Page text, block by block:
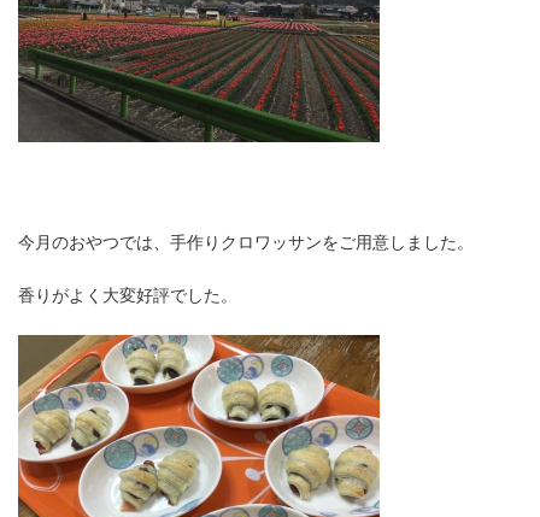
今月のおやつでは、手作りクロワッサンをご用意しました。
香りがよく大変好評でした。